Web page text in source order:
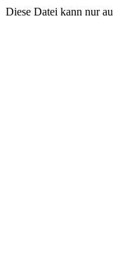
Diese Datei kann nur